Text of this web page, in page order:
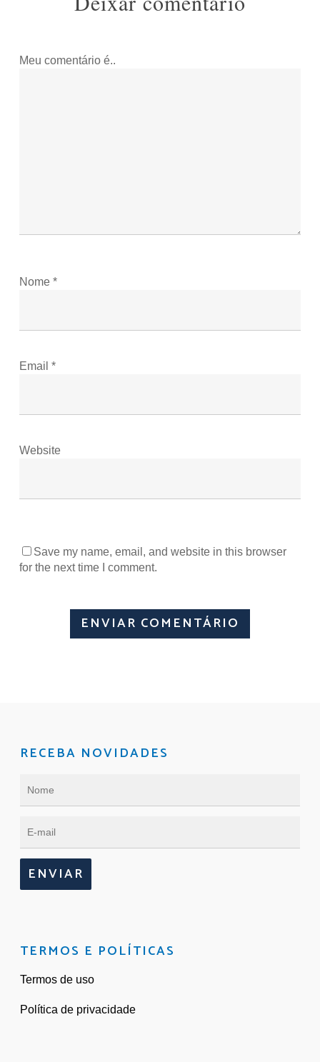
Meu comentário é..
Nome *
Email *
Website
Save my name, email, and website in this browser
for the next time I comment.
RECEBA NOVIDADES
ENVIAR
TERMOS E POLÍTICAS
Termos de uso
Política de privacidade